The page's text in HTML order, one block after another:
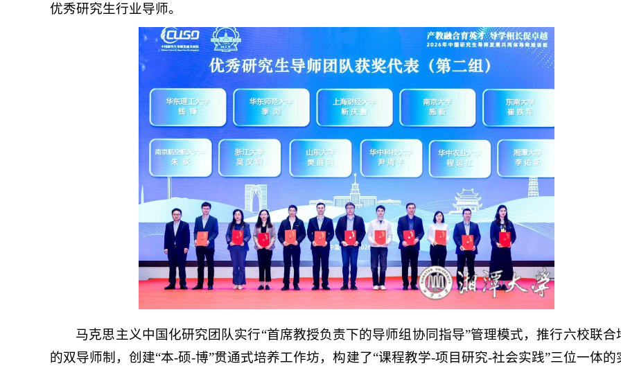
优秀研究生行业导师。
马克思主义中国化研究团队实行“首席教授负责下的导师组协同指导”管理模式，推行六校联合
的双导师制，创建“本-硕-博”贯通式培养工作坊，构建了“课程教学-项目研究-社会实践”三位一体的